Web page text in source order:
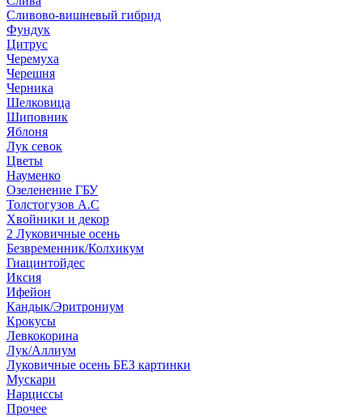
Сливово-вишневый гибрид
Фундук
Цитрус
Черемуха
Черешня
Черника
Шелковица
Шиповник
Яблоня
Лук севок
Цветы
Науменко
Озеленение ГБУ
Толстогузов А.С
Хвойники и декор
2 Луковичные осень
Безвременник/Колхикум
Гиацинтойдес
Иксия
Ифейон
Кандык/Эритрониум
Крокусы
Левкокорина
Лук/Аллиум
Луковичные осень БЕЗ картинки
Мускари
Нарциссы
Прочее